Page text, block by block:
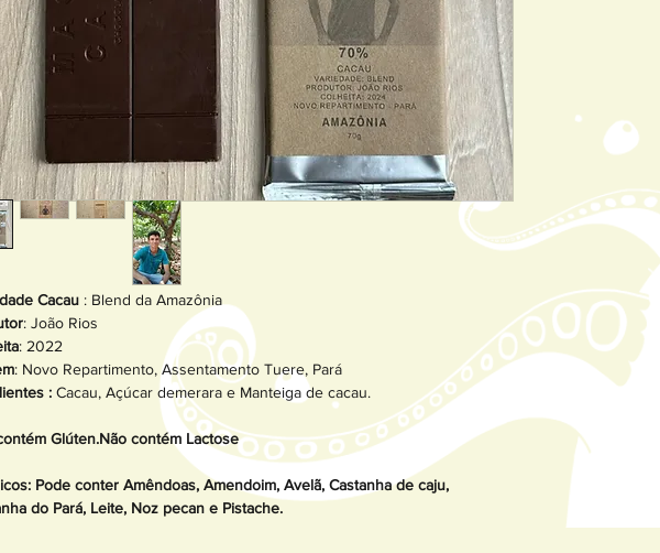
Cacau : Blend da Amazônia
: João Rios
: 2022
: Novo Repartimento, Assentamento Tuere, Pará
: Cacau, Açúcar demerara e Manteiga de cacau.
Glúten.Não contém Lactose
Pode conter Amêndoas, Amendoim, Avelã, Castanha de caju,
do Pará, Leite, Noz pecan e Pistache.